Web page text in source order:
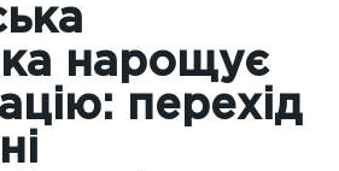
нарощує
перехід